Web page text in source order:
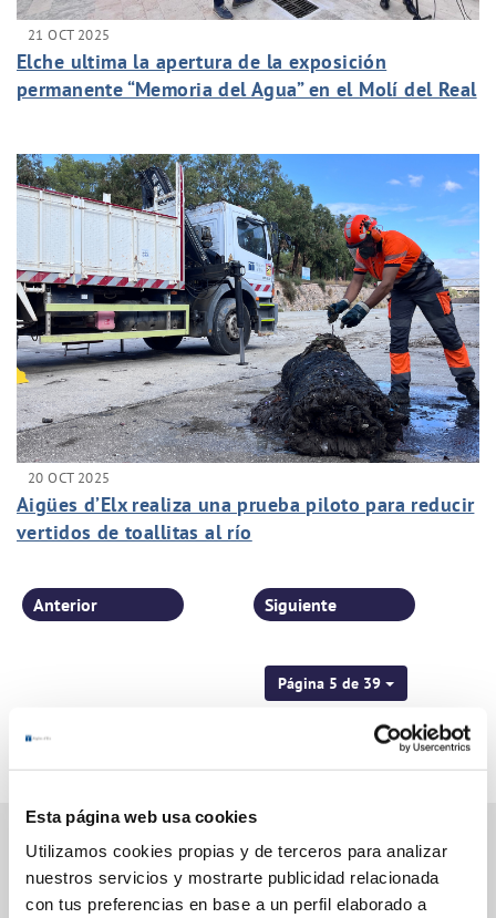
Esta página web usa cookies
Utilizamos cookies propias y de terceros para analizar
nuestros servicios y mostrarte publicidad relacionada
con tus preferencias en base a un perfil elaborado a
21 OCT 2025
Elche ultima la apertura de la exposición
permanente “Memoria del Agua” en el Molí del Real
20 OCT 2025
Aigües d’Elx realiza una prueba piloto para reducir
vertidos de toallitas al río
Página 5 de 39
Anterior Siguiente
Gestiones Online